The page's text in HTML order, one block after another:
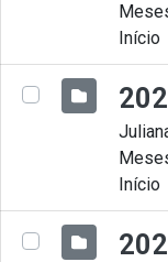
Início
Início